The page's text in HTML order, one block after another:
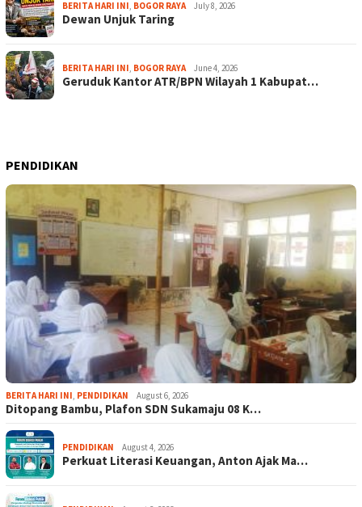
BERITA HARI INI BOGOR RAYA July 8, 2026
Dewan Unjuk Taring
BERITA HARI INI BOGOR RAYA June 4, 2026
Geruduk Kantor ATR/BPN Wilayah 1 Kabupat…
PENDIDIKAN
BERITA HARI INI PENDIDIKAN August 6, 2026
Ditopang Bambu, Plafon SDN Sukamaju 08 K…
PENDIDIKAN August 4, 2026
Perkuat Literasi Keuangan, Anton Ajak Ma…